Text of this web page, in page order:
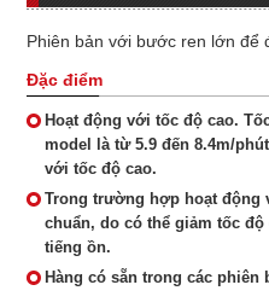
Phiên bản với bước ren lớn để
Đặc điểm
Hoạt động với tốc độ cao.
model là từ 5.9 đến 8.4m/
với tốc độ cao.
Trong trường hợp hoạt động
chuẩn, do có thể giảm tốc
tiếng ồn.
Hàng có sẵn trong các phiên